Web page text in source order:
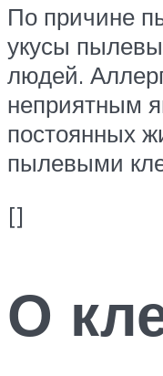
По причине
укусы
людей.
неприятным
постоянных
пылевыми
[]
О